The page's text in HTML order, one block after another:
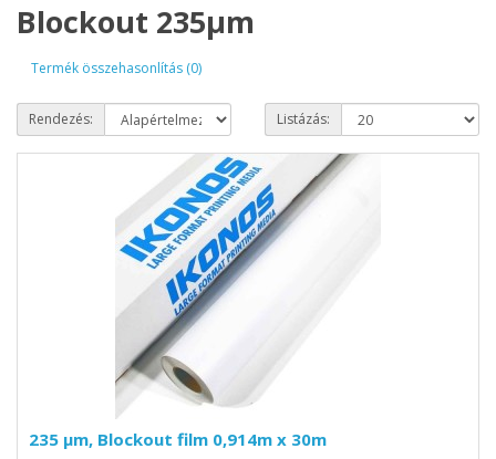
Blockout 235µm
Termék összehasonlítás (0)
Rendezés: Listázás:
235 µm, Blockout film 0,914m x 30m